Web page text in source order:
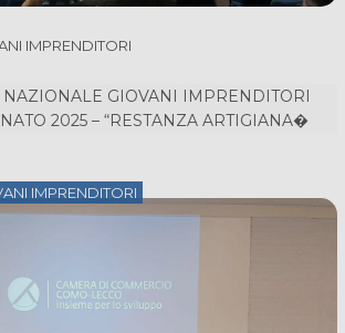
IMPRENDITORI
GIOVANI IMPRENDITORI
2025 – “RESTANZA ARTIGIANA�
IMPRENDITORI